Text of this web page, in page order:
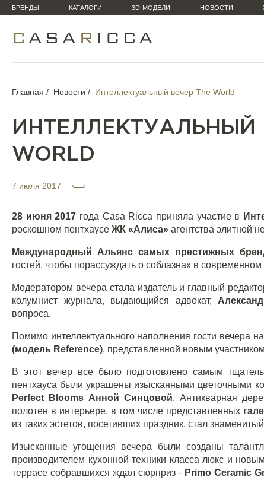
БРЕНДЫ КАТАЛОГИ 3D-МОДЕЛИ НОВОСТИ
Главная Новости Интеллектуальный вечер The World
ИНТЕЛЛЕКТУАЛЬНЫЙ
WORLD
7 июля 2017
28 июня 2017 года Casa Ricca приняла участие в
роскошном пентхаусе ЖК «Алиса» агентства элитной
Международный Альянс самых престижных
гостей, чтобы порассуждать о соблазнах в
Модератором вечера стала издатель и главный
колумнист журнала, выдающийся адвокат,
вопроса.
Помимо интеллектуального наполнения гости вечера
(модель Reference), представленной новым
В этот вечер все было подготовлено самым
пентхауса были украшены изысканными цветочными
Perfect Blooms Анной Синцовой. Антикварная
полотен в интерьере, в том числе представленных
из таких эстетов, посетивших праздник, стал
Изысканные угощения вечера были созданы
производителем кухонной техники класса люкс и
террасе собравшихся ждал сюрприз - Primo Сeramic